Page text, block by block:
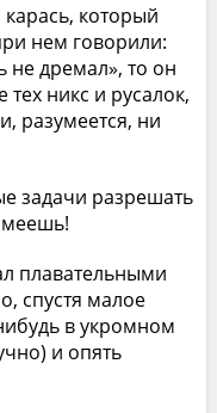
который
нем говорили:
не дремал», то он
никс и русалок,
разумеется, ни
задачи разрешать
плавательными
спустя малое
в укромном
и опять